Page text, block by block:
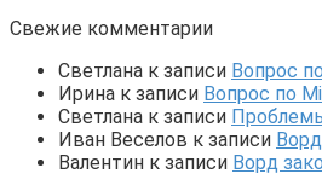
Свежие комментарии
Светлана к записи Вопрос
Ирина к записи Вопрос по
Светлана к записи
Иван Веселов к записи
Валентин к записи Ворд